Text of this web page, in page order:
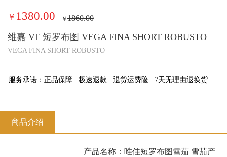
￥ 1380.00 ￥1860.00
维嘉 VF 短罗布图 VEGA FINA SHORT ROBUSTO
VEGA FINA SHORT ROBUSTO
服务承诺： 正品保障 极速退款 退货运费险 7天无理由退换货
商品介绍
产品名称：唯佳短罗布图雪茄 雪茄产